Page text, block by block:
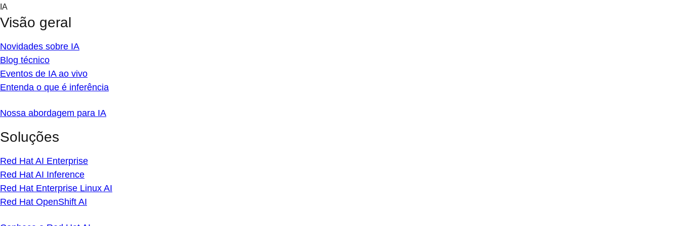
Skip
content
IA
Visão geral
Novidades sobre IA
Blog técnico
Eventos de IA ao vivo
Entenda o que é inferência
Nossa abordagem para IA
Soluções
Red Hat AI Enterprise
Red Hat AI Inference
Red Hat Enterprise Linux AI
Red Hat OpenShift AI